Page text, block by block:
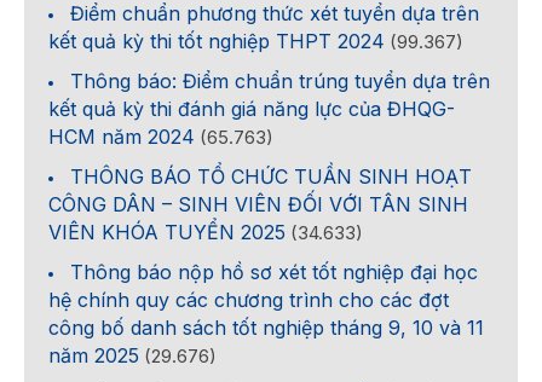
Điểm chuẩn phương thức xét tuyển dựa trên
kết quả kỳ thi tốt nghiệp THPT 2024 (99.367)
Thông báo: Điểm chuẩn trúng tuyển dựa trên
kết quả kỳ thi đánh giá năng lực của ĐHQG-
HCM năm 2024 (65.763)
THÔNG BÁO TỔ CHỨC TUẦN SINH HOẠT
CÔNG DÂN – SINH VIÊN ĐỐI VỚI TÂN SINH
VIÊN KHÓA TUYỂN 2025 (34.633)
Thông báo nộp hồ sơ xét tốt nghiệp đại học
hệ chính quy các chương trình cho các đợt
công bố danh sách tốt nghiệp tháng 9, 10 và 11
năm 2025 (29.676)